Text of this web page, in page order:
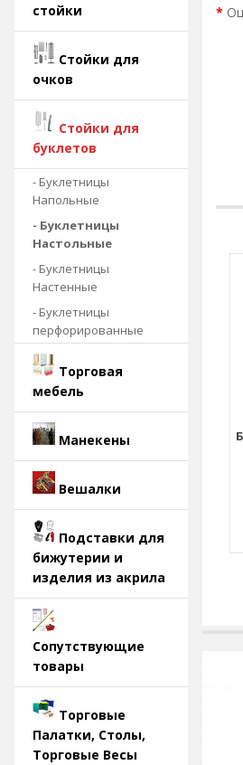
стойки
Стойки для
очков
Стойки для
буклетов
- Буклетницы
Напольные
- Буклетницы
Настольные
- Буклетницы
Настенные
- Буклетницы
перфорированные
Торговая
мебель
Манекены
Вешалки
Подставки для
бижутерии и
изделия из акрила
Сопутствующие
товары
Торговые
Палатки, Столы,
Торговые Весы